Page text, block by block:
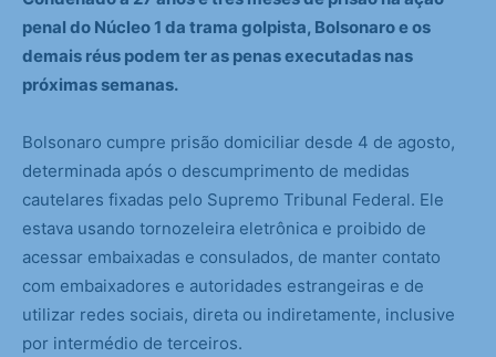
penal do Núcleo 1 da trama golpista, Bolsonaro e os
demais réus podem ter as penas executadas nas
próximas semanas.
Bolsonaro cumpre prisão domiciliar desde 4 de agosto,
determinada após o descumprimento de medidas
cautelares fixadas pelo Supremo Tribunal Federal. Ele
estava usando tornozeleira eletrônica e proibido de
acessar embaixadas e consulados, de manter contato
com embaixadores e autoridades estrangeiras e de
utilizar redes sociais, direta ou indiretamente, inclusive
por intermédio de terceiros.